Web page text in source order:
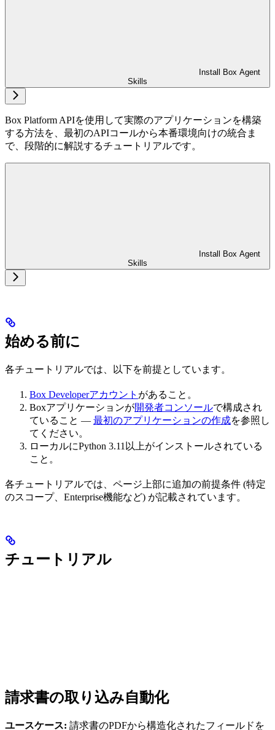
Install Box Agent
Skills
Box Platform APIを使用して実際のアプリケーションを構築
する方法を、最初のAPIコールから本番環境向けの統合ま
で、段階的に解説するチュートリアルです。
Install Box Agent
Skills
始める前に
各チュートリアルでは、以下を前提としています。
Box Developerアカウント があること。
Boxアプリケーションが開発者コンソールで構成され
ていること — 最初のアプリケーションの作成を参照し
てください。
ローカルにPython 3.11以上がインストールされている
こと。
各チュートリアルでは、ページ上部に追加の前提条件 (特定
のスコープ、Enterprise機能など) が記載されています。
チュートリアル
請求書の取り込み自動化
ユースケース: 請求書のPDFから構造化されたフィールドを